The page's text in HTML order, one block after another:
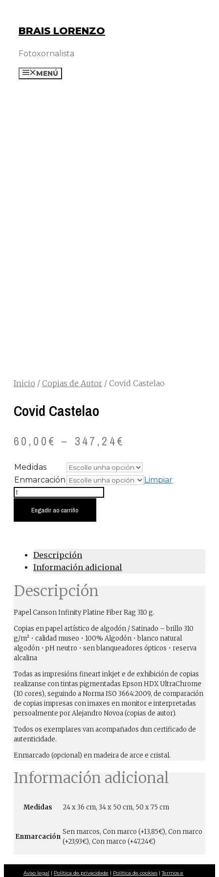
contido
BRAIS LORENZO
Fotoxornalista
MENÚ
Inicio / Copias de Autor / Covid Castelao
Covid Castelao
60,00€ – 347,24€
Medidas
Enmarcación
Limpiar
Covid
cantidade
Engadir ao carriño
Descripción
Información adicional
Descripción
Papel Canson Infinity Platine Fiber Rag 310 g.
Copias en papel artístico de algodón / Satinado – brillo 310
g/m² • calidad museo • 100% Algodón • blanco natural
algodón • pH neutro • sen blanqueadores ópticos • reserva
alcalina
Todas as impresións fineart inkjet e de exhibición de copias
realizanse con tintas pigmentadas Epson HDX UltraChrome
(10 cores), seguindo a Norma ISO 3664:2009, de comparación
de copias impresas con imaxes en monitor e interpretadas
persoalmente por Alejandro Novoa (copias de autor).
Todos os exemplares van acompañados dun certificado de
autenticidade.
Enmarcado (opcional) en madeira de arce e cristal.
Información adicional
Medidas 24 x 36 cm, 34 x 50 cm, 50 x 75 cm
Enmarcación
Sen marcos, Con marco (+13,85€), Con marco
(+23,93€), Con marco (+47,24€)
Aviso legal | Política de privacidade | Política de cookies |Termos e